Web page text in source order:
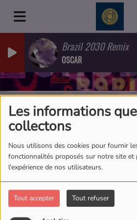
Les informations
collectons
Nous utilisons des cookies pour fournir
fonctionnalités proposés sur notre site et
l'expérience de nos utilisateurs.
Tout accepter Tout refuser
Brazil 2030 Remix
OSCAR